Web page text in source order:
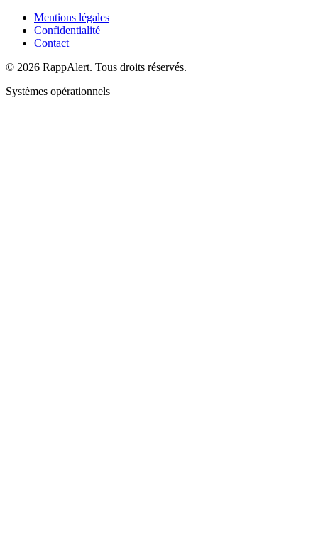
Mentions légales
Confidentialité
Contact
© 2026 RappAlert. Tous droits réservés.
Systèmes opérationnels